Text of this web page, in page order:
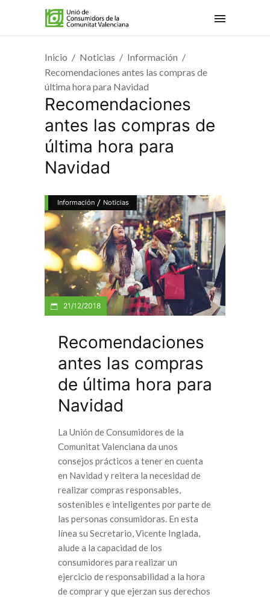
Inicio Noticias
Información
Recomendaciones antes las compras de
última hora para Navidad
Recomendaciones
antes las compras de
última hora para
Navidad
Información / Noticias
21/12/2018
Recomendaciones
antes las compras
de última hora para
Navidad
La Unión de Consumidores de la
Comunitat Valenciana da unos
consejos prácticos a tener en cuenta
en Navidad y reitera la necesidad de
realizar compras responsables,
sostenibles e inteligentes por parte de
las personas consumidoras. En esta
línea su Secretario, Vicente Inglada,
alude a la capacidad de los
consumidores para realizar un
ejercicio de responsabilidad a la hora
de comprar y que ejerzan sus derechos